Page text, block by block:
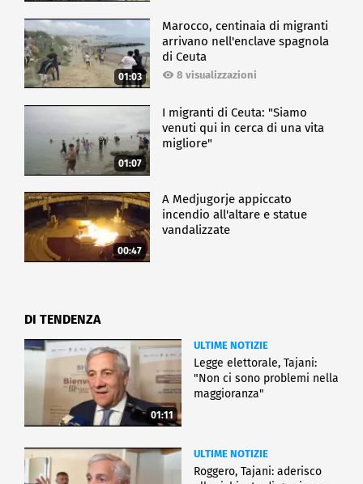
01:03
Marocco, centinaia di migranti
arrivano nell'enclave spagnola
di Ceuta
8 visualizzazioni
01:07
I migranti di Ceuta: "Siamo
venuti qui in cerca di una vita
migliore"
00:47
A Medjugorje appiccato
incendio all'altare e statue
vandalizzate
DI TENDENZA
01:11
ULTIME NOTIZIE
Legge elettorale, Tajani:
"Non ci sono problemi nella
maggioranza"
ULTIME NOTIZIE
Roggero, Tajani: aderisco